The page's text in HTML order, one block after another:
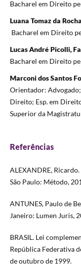
Bacharel em Direito
Luana Tomaz da
Bacharel em Direito
Lucas André Picolli,
Bacharel em Direito
Marconi dos Santos
Orientador:
Direito; Esp. em
Superior da
Referências
ALEXANDRE,
São Paulo: Método,
ANTUNES, Paulo de
Janeiro: Lumen Juris,
BRASIL. Lei
República Federativa
de outubro de 1999.